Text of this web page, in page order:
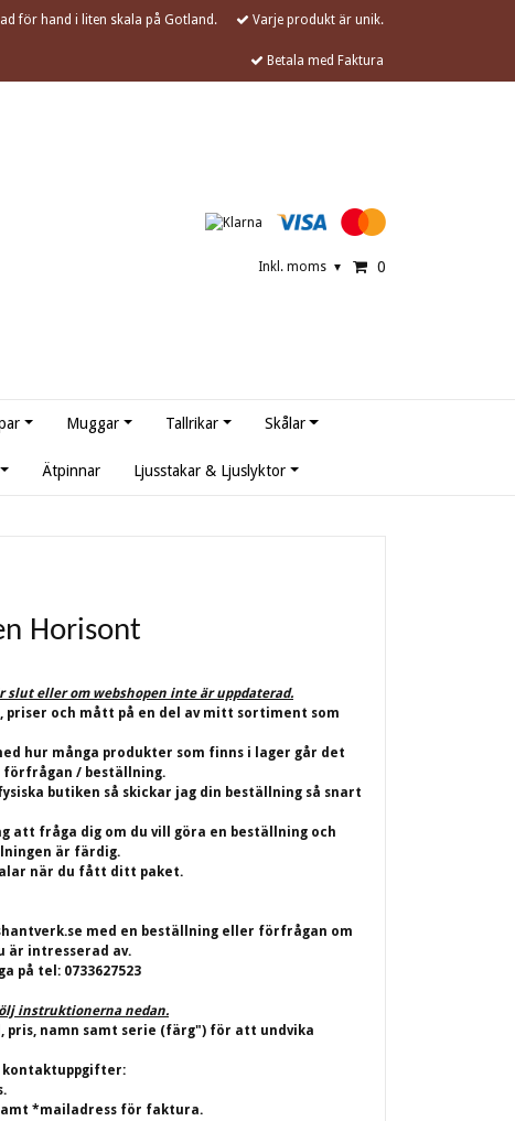
för hand i liten skala på Gotland. Varje produkt är unik.
Betala med Faktura
Inkl. moms ▾ 0
Muggar Tallrikar Skålar
Ätpinnar Ljusstakar & Ljuslyktor
Horisont
slut eller om webshopen inte är uppdaterad.
priser och mått på en del av mitt sortiment som
hur många produkter som finns i lager går det
förfrågan / beställning.
butiken så skickar jag din beställning så snart
att fråga dig om du vill göra en beställning och
är färdig.
när du fått ditt paket.
med en beställning eller förfrågan om
är intresserad av.
på tel: 0733627523
instruktionerna nedan.
pris, namn samt serie (färg") för att undvika
kontaktuppgifter:
*mailadress för faktura.